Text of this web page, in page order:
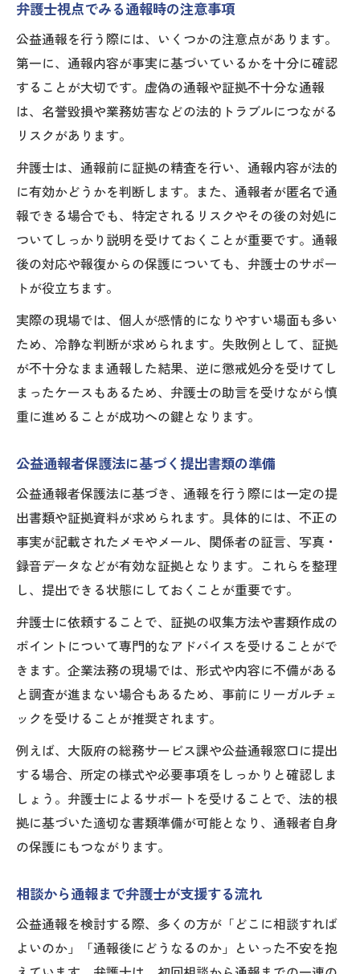
弁護士視点でみる通報時の注意事項
公益通報を行う際には、いくつかの注意点があります。
第一に、通報内容が事実に基づいているかを十分に確認
することが大切です。虚偽の通報や証拠不十分な通報
は、名誉毀損や業務妨害などの法的トラブルにつながる
リスクがあります。
弁護士は、通報前に証拠の精査を行い、通報内容が法的
に有効かどうかを判断します。また、通報者が匿名で通
報できる場合でも、特定されるリスクやその後の対処に
ついてしっかり説明を受けておくことが重要です。通報
後の対応や報復からの保護についても、弁護士のサポー
トが役立ちます。
実際の現場では、個人が感情的になりやすい場面も多い
ため、冷静な判断が求められます。失敗例として、証拠
が不十分なまま通報した結果、逆に懲戒処分を受けてし
まったケースもあるため、弁護士の助言を受けながら慎
重に進めることが成功への鍵となります。
公益通報者保護法に基づく提出書類の準備
公益通報者保護法に基づき、通報を行う際には一定の提
出書類や証拠資料が求められます。具体的には、不正の
事実が記載されたメモやメール、関係者の証言、写真・
録音データなどが有効な証拠となります。これらを整理
し、提出できる状態にしておくことが重要です。
弁護士に依頼することで、証拠の収集方法や書類作成の
ポイントについて専門的なアドバイスを受けることがで
きます。企業法務の現場では、形式や内容に不備がある
と調査が進まない場合もあるため、事前にリーガルチェ
ックを受けることが推奨されます。
例えば、大阪府の総務サービス課や公益通報窓口に提出
する場合、所定の様式や必要事項をしっかりと確認しま
しょう。弁護士によるサポートを受けることで、法的根
拠に基づいた適切な書類準備が可能となり、通報者自身
の保護にもつながります。
相談から通報まで弁護士が支援する流れ
公益通報を検討する際、多くの方が「どこに相談すれば
よいのか」「通報後にどうなるのか」といった不安を抱